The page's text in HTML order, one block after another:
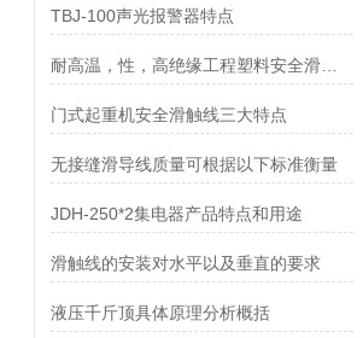
TBJ-100声光报警器特点
门式起重机安全滑触线三大特点
无接缝滑导线质量可根据以下标准衡量
JDH-250*2集电器产品特点和用途
滑触线的安装对水平以及垂直的要求
液压千斤顶具体原理分析概括